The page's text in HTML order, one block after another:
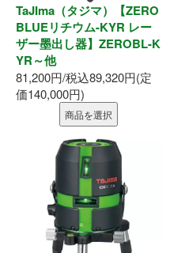
TaJIma（タジマ）【ZERO
BLUEリチウム-KYR レー
ザー墨出し器】ZEROBL-K
YR～他
81,200円/税込89,320円(定
価140,000円)
商品を選択